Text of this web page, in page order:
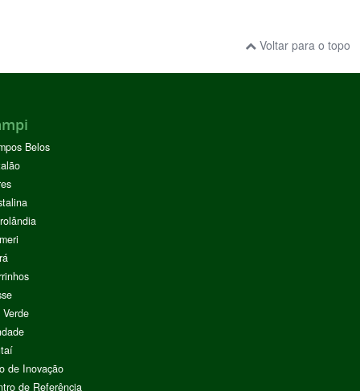
Voltar para o topo
Belos
de Inovação
de Referência